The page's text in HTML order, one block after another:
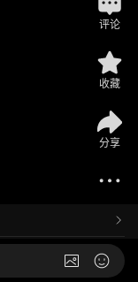
评论
收藏
分享